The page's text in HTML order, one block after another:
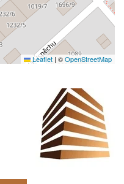
Leaflet | ©OpenStreetMap